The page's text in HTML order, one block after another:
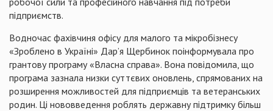
підприємств.
Водночас фахівчиня офісу для малого та мікробізнесу
«Зроблено в Україні» Дар’я Щербинок поінформувала про
грантову програму «Власна справа». Вона повідомила, що
програма зазнала низки суттєвих оновлень, спрямованих на
розширення можливостей для підприємців та ветеранських
родин. Ці нововведення роблять державну підтримку більш